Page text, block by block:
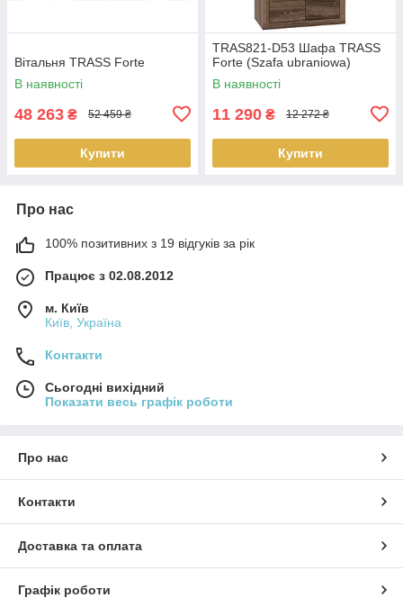
Вітальня TRASS Forte
В наявності
48 263 ₴ 52 459 ₴
Купити
TRAS821-D53 Шафа TRASS
Forte (Szafa ubraniowa)
В наявності
11 290 ₴ 12 272 ₴
Купити
Про нас
100% позитивних з 19 відгуків за рік
Працює з 02.08.2012
м. Київ
Київ, Україна
Контакти
Сьогодні вихідний
Показати весь графік роботи
Про нас
Контакти
Доставка та оплата
Графік роботи